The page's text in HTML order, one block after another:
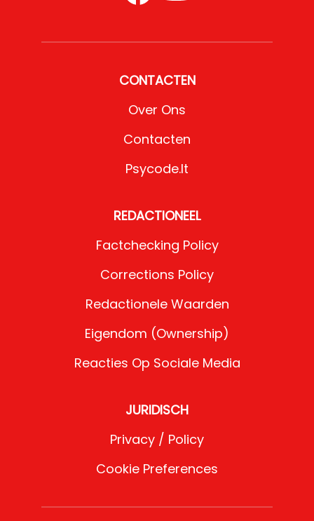
CONTACTEN
Over Ons
Contacten
Psycode.it
REDACTIONEEL
Factchecking Policy
Corrections Policy
Redactionele Waarden
Eigendom (Ownership)
Reacties Op Sociale Media
JURIDISCH
Privacy / Policy
Cookie Preferences